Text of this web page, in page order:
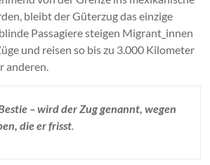
bleibt der Güterzug das einzige
Passagiere steigen Migrant_innen
und reisen so bis zu 3.000 Kilometer
anderen.
– wird der Zug genannt, wegen
die er frisst.